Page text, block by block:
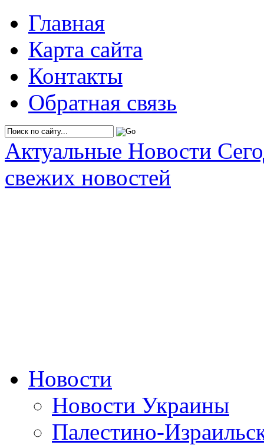
Главная
Карта сайта
Контакты
Обратная связь
Актуальные Новости
свежих новостей
Новости
Новости Украины
Палестино-